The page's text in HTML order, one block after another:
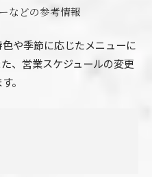
などの参考情報
や季節に応じたメニューに
、営業スケジュールの変更
。